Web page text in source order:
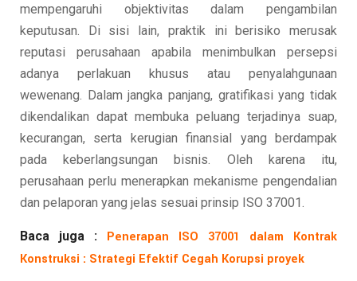
mempengaruhi objektivitas dalam pengambilan
keputusan. Di sisi lain, praktik ini berisiko merusak
reputasi perusahaan apabila menimbulkan persepsi
adanya perlakuan khusus atau penyalahgunaan
wewenang. Dalam jangka panjang, gratifikasi yang tidak
dikendalikan dapat membuka peluang terjadinya suap,
kecurangan, serta kerugian finansial yang berdampak
pada keberlangsungan bisnis. Oleh karena itu,
perusahaan perlu menerapkan mekanisme pengendalian
dan pelaporan yang jelas sesuai prinsip ISO 37001.
Baca juga :
Penerapan ISO 37001 dalam Kontrak
Konstruksi : Strategi Efektif Cegah Korupsi proyek